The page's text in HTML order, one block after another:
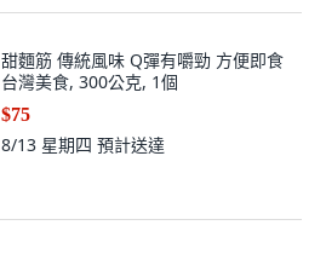
甜麵筋 傳統風味 Q彈有嚼勁 方便即食
台灣美食, 300公克, 1個
$75
8/13 星期四 預計送達